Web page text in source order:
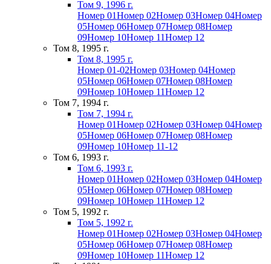
Том 9, 1996 г.
Номер 01Номер 02Номер 03Номер 04Номер
05Номер 06Номер 07Номер 08Номер
09Номер 10Номер 11Номер 12
Том 8, 1995 г.
Том 8, 1995 г.
Номер 01-02Номер 03Номер 04Номер
05Номер 06Номер 07Номер 08Номер
09Номер 10Номер 11Номер 12
Том 7, 1994 г.
Том 7, 1994 г.
Номер 01Номер 02Номер 03Номер 04Номер
05Номер 06Номер 07Номер 08Номер
09Номер 10Номер 11-12
Том 6, 1993 г.
Том 6, 1993 г.
Номер 01Номер 02Номер 03Номер 04Номер
05Номер 06Номер 07Номер 08Номер
09Номер 10Номер 11Номер 12
Том 5, 1992 г.
Том 5, 1992 г.
Номер 01Номер 02Номер 03Номер 04Номер
05Номер 06Номер 07Номер 08Номер
09Номер 10Номер 11Номер 12